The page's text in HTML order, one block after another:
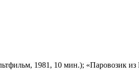
1981, 10 мин.); «Паровозик